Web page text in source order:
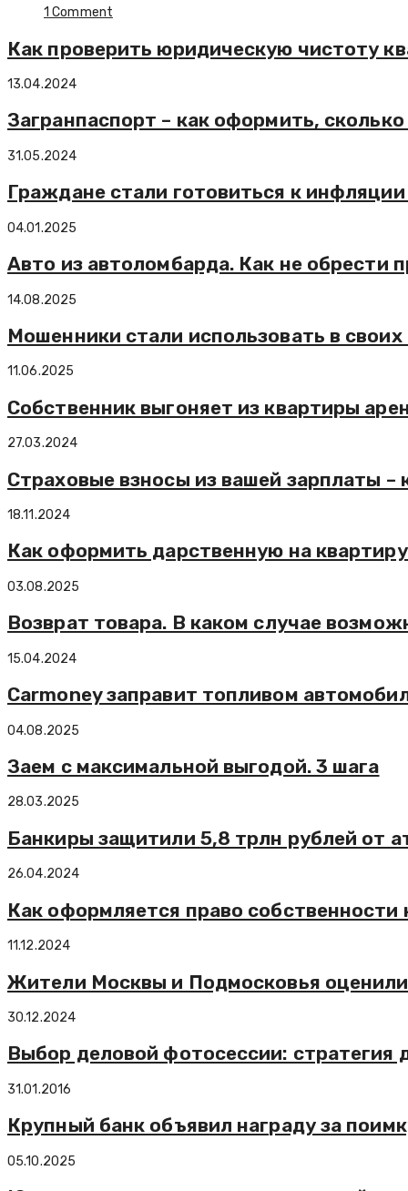
1 Comment
Как проверить юридическую чистоту
13.04.2024
Загранпаспорт – как оформить,
31.05.2024
Граждане стали готовиться к инфляции
04.01.2025
Авто из автоломбарда. Как не обрести
14.08.2025
Мошенники стали использовать в
11.06.2025
Собственник выгоняет из квартиры
27.03.2024
Страховые взносы из вашей зарплаты
18.11.2024
Как оформить дарственную на
03.08.2025
Возврат товара. В каком случае
15.04.2024
Carmoney заправит топливом
04.08.2025
Заем с максимальной выгодой. 3 шага
28.03.2025
Банкиры защитили 5,8 трлн рублей от
26.04.2024
Как оформляется право
11.12.2024
Жители Москвы и Подмосковья
30.12.2024
Выбор деловой фотосессии: стратегия
31.01.2016
Крупный банк объявил награду за
05.10.2025